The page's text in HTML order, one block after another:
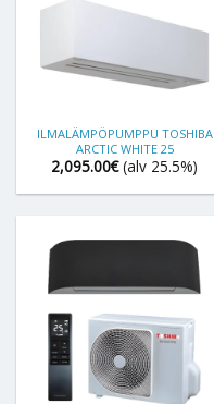
ILMALÄMPÖPUMPPU TOSHIBA
ARCTIC WHITE 25
2,095.00€ (alv 25.5%)